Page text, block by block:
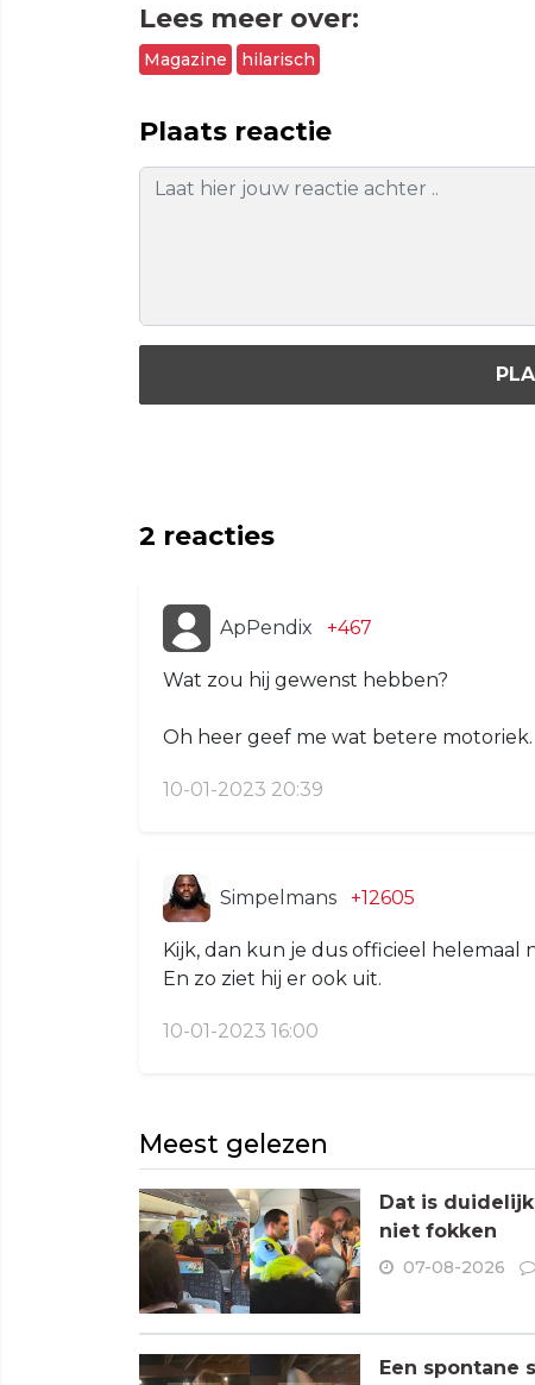
Lees meer over:
Magazine hilarisch
Plaats reactie
2 reacties
ApPendix +467
Wat zou hij gewenst hebben?
Oh heer geef me wat betere motoriek.
10-01-2023 20:39
Simpelmans +12605
Kijk, dan kun je dus officieel helemaal
En zo ziet hij er ook uit.
10-01-2023 16:00
Meest gelezen
Dat is
niet fokken
07-08-2026
Een spontane